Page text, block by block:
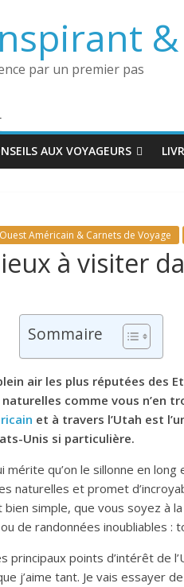
par un premier pas
AUX VOYAGEURS
Américain & Carnets de Voyage
à visiter
Sommaire
air les plus réputées des
comme vous n’en
et à travers l’Utah est
Unis si particulière.
mérite qu’on le sillonne en
naturelles et promet
simple, que vous soyez à
de randonnées inoubliables :
principaux points d’intérêt de
j’aime tant. Je vais essayer de